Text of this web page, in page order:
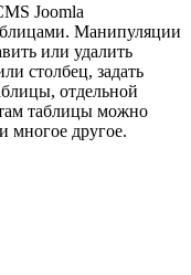
Joomla
Манипуляции
или удалить
столбец, задать
отдельной
таблицы можно
многое другое.